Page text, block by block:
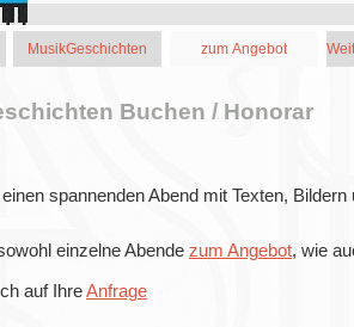
MusikGeschichten zum Angebot
Buchen / Honorar
spannenden Abend mit Texten,
einzelne Abende zum Angebot, wie
auf IhreAnfrage